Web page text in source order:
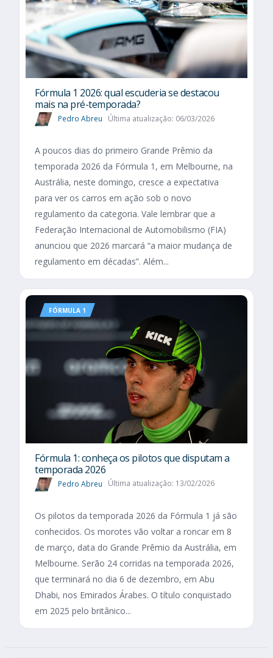
Fórmula 1 2026: qual escuderia se destacou
mais na pré-temporada?
Pedro Abreu Última atualização: 06/03/2026
A poucos dias do primeiro Grande Prêmio da
temporada 2026 da Fórmula 1, em Melbourne, na
Austrália, neste domingo, cresce a expectativa
para ver os carros em ação sob o novo
regulamento da categoria. Vale lembrar que a
Federação Internacional de Automobilismo (FIA)
anunciou que 2026 marcará “a maior mudança de
regulamento em décadas”. Além...
FÓRMULA 1
Fórmula 1: conheça os pilotos que disputam a
temporada 2026
Pedro Abreu Última atualização: 13/02/2026
Os pilotos da temporada 2026 da Fórmula 1 já são
conhecidos. Os morotes vão voltar a roncar em 8
de março, data do Grande Prêmio da Austrália, em
Melbourne. Serão 24 corridas na temporada 2026,
que terminará no dia 6 de dezembro, em Abu
Dhabi, nos Emirados Árabes. O título conquistado
em 2025 pelo britânico...